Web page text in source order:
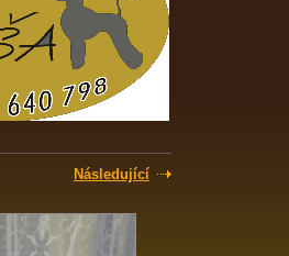
Následující